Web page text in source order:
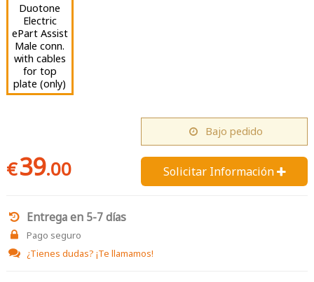
Duotone
Electric
ePart Assist
Male conn.
with cables
for top
plate (only)
€39.00
Bajo pedido
Solicitar Información 
Entrega en 5-7 días
Pago seguro
¿Tienes dudas? ¡Te llamamos!